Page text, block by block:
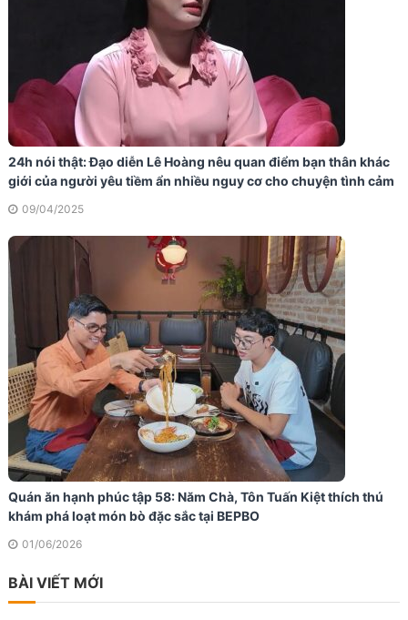
24h nói thật: Đạo diễn Lê Hoàng nêu quan điểm bạn thân khác
giới của người yêu tiềm ẩn nhiều nguy cơ cho chuyện tình cảm
09/04/2025
Quán ăn hạnh phúc tập 58: Năm Chà, Tôn Tuấn Kiệt thích thú
khám phá loạt món bò đặc sắc tại BEPBO
01/06/2026
BÀI VIẾT MỚI